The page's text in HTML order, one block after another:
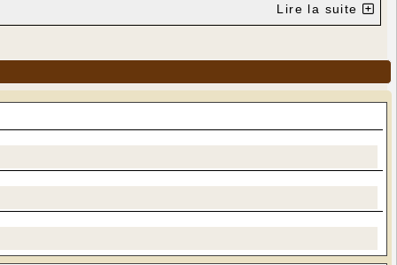
Lire la suite